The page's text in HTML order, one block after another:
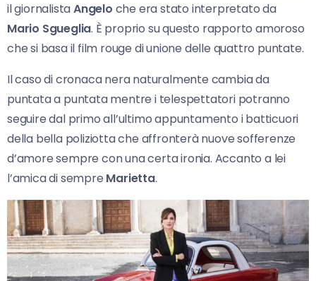
il giornalistaAngelo che era stato interpretato da
Mario Sgueglia. È proprio su questo rapporto amoroso
che si basa il film rouge di unione delle quattro puntate.
Il caso di cronaca nera naturalmente cambia da
puntata a puntata mentre i telespettatori potranno
seguire dal primo all’ultimo appuntamento i batticuori
della bella poliziotta che affronterà nuove sofferenze
d’amore sempre con una certa ironia. Accanto a lei
l’amica di sempre Marietta.